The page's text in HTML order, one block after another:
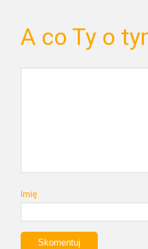
A co Ty o
Imię